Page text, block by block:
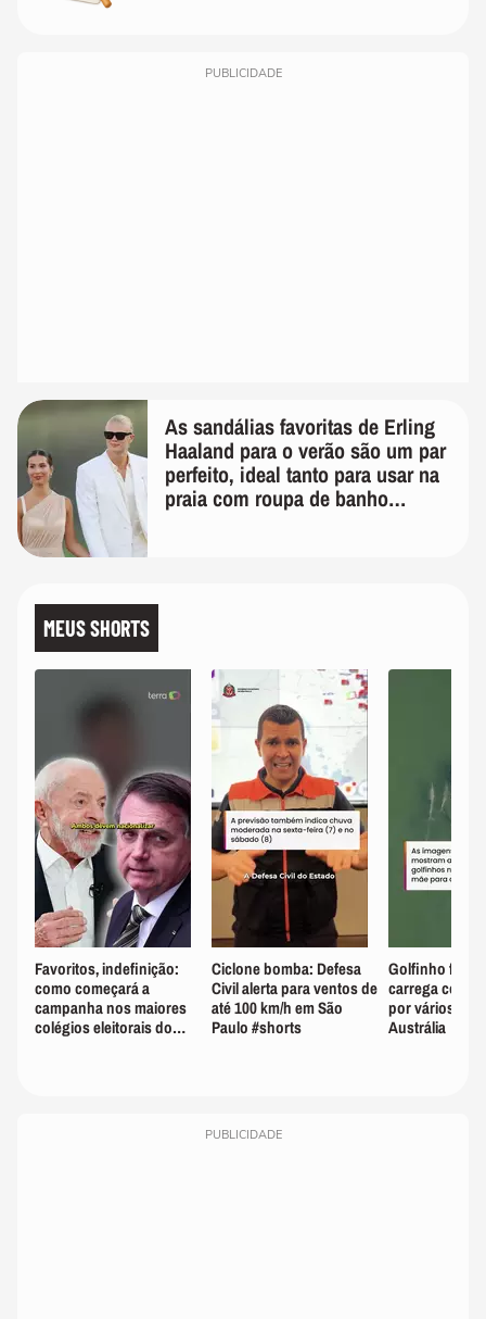
PUBLICIDADE
As sandálias favoritas de Erling
Haaland para o verão são um par
perfeito, ideal tanto para usar na
praia com roupa de banho
MEUS SHORTS
Favoritos, indefinição:
como começará a
campanha nos maiores
colégios eleitorais do
Ciclone bomba: Defesa
Civil alerta para ventos de
até 100 km/h em São
Paulo #shorts
Golfinho
carrega corpo
por vários
Austrália
PUBLICIDADE